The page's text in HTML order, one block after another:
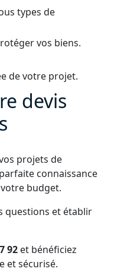
types de
vos biens.
de votre projet.
devis
projets de
connaissance
budget.
questions et établir
92 et bénéficiez
et sécurisé.